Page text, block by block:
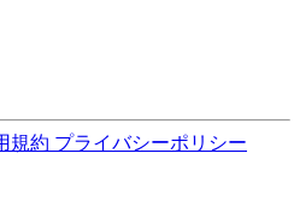
規約 プライバシーポリシー